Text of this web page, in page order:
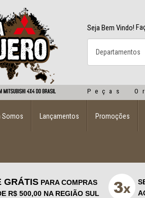
Seja Bem Vindo!
Peças
Somos Lançamentos Promoções
GRÁTIS PARA COMPRAS
R$ 500,00 NA REGIÃO SUL